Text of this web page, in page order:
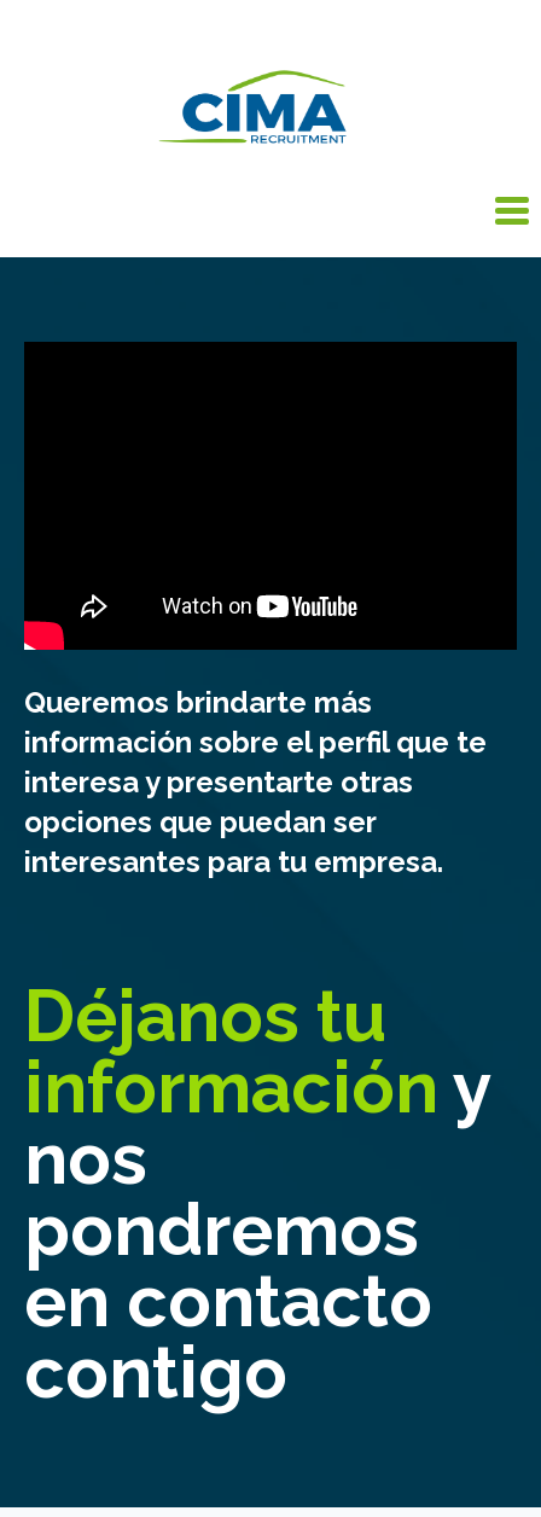
Queremos brindarte más
información sobre el perfil que te
interesa y presentarte otras
opciones que puedan ser
interesantes para tu empresa.
Déjanos tu
información y
nos
pondremos
en contacto
contigo